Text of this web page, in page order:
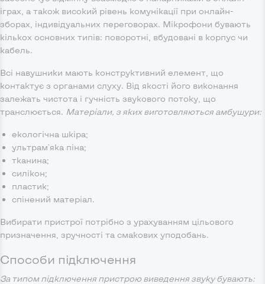
іграх, а також високий рівень комунікації при онлайн-
зборах, індивідуальних переговорах. Мікрофони бувають
кількох основних типів: поворотні, вбудовані в корпус чи
кабель.
Всі навушники мають конструктивний елемент, що
контактує з органами слуху. Від якості його виконання
залежать чистота і гучність звукового потоку, що
транслюється. Матеріали, з яких виготовляються амбушури:
екологічна шкіра;
ультрам'яка піна;
тканина;
силікон;
пластик;
спінений матеріал.
Вибирати пристрої потрібно з урахуванням цільового
призначення, зручності та смакових уподобань.
Способи підключення
За типом підключення пристрою виведення звуку бувають: